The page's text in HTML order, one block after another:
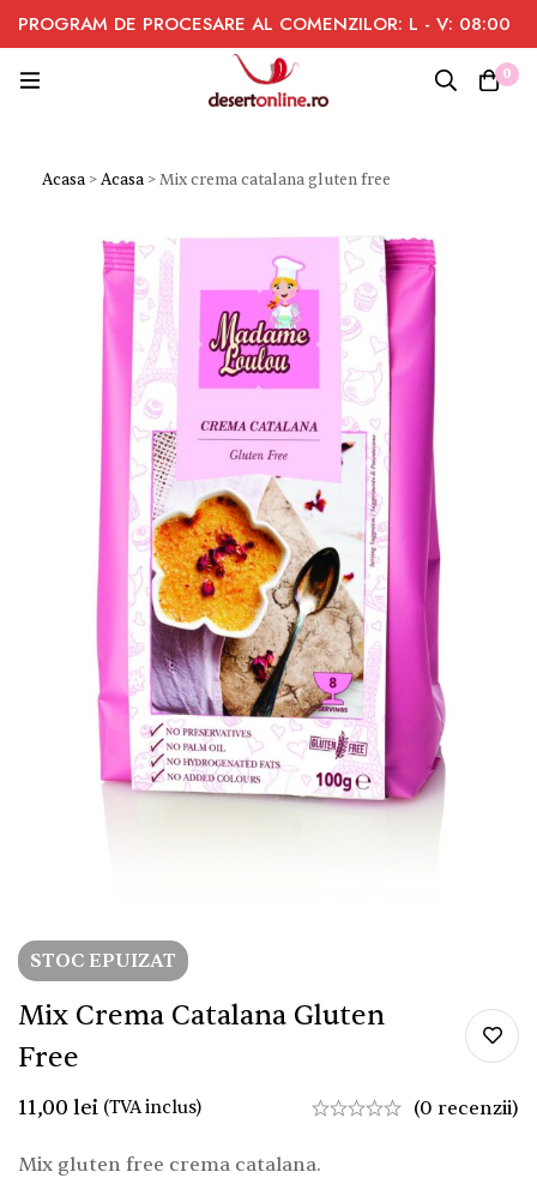
PROGRAM DE PROCESARE AL COMENZILOR: L - V: 08:00
- 16:00
0
Acasa >Acasa >Mix crema catalana gluten free
STOC EPUIZAT
Mix Crema Catalana Gluten
Free
11,00 lei (TVA inclus) (0 recenzii)
Mix gluten free crema catalana.